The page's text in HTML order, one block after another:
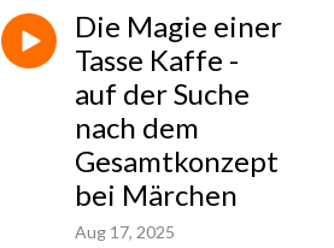
Die Magie einer
Tasse Kaffe -
auf der Suche
nach dem
Gesamtkonzept
bei Märchen
Aug 17, 2025